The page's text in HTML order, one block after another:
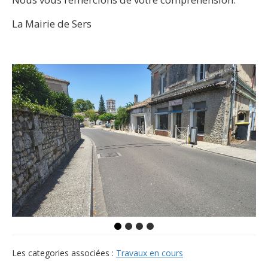
La Mairie de Sers
Les categories associées : Travaux en cours